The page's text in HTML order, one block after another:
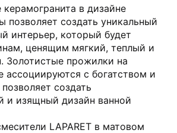
керамогранита в дизайне
позволяет создать уникальный
интерьер, который будет
ценящим мягкий, теплый и
Золотистые прожилки на
с богатством и
создать
и изящный дизайн ванной
LAPARET в матовом